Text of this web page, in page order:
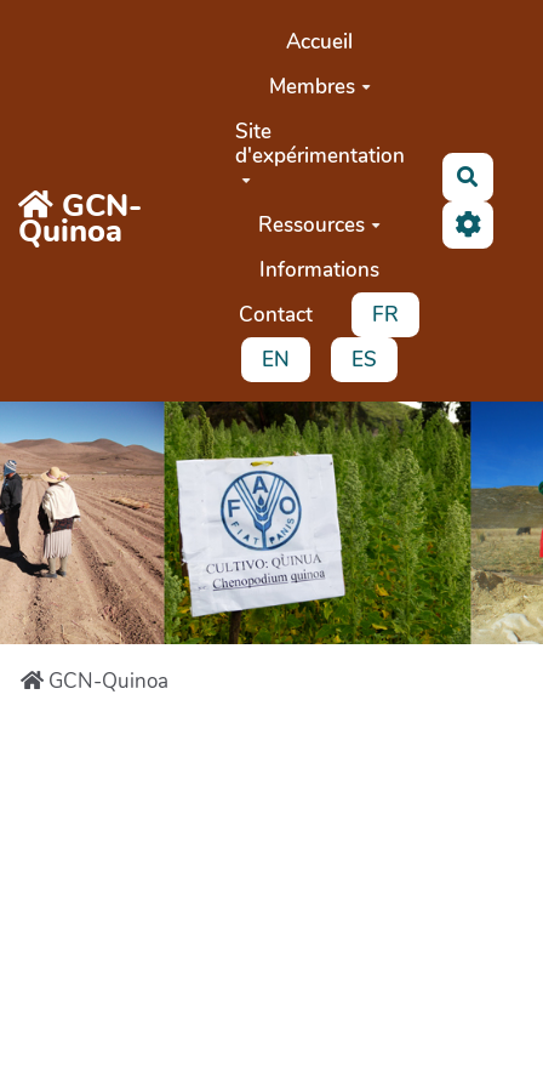
GCN-
Quinoa
Accueil
Membres
Site
d'expérimentation
Ressources
Informations
Contact
FR
EN
ES
GCN-Quinoa